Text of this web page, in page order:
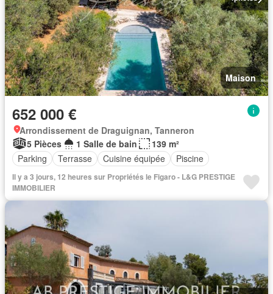
Maison
652 000 €
Arrondissement de Draguignan, Tanneron
5 Pièces
1 Salle de bain
139 m²
Parking
Terrasse Cuisine équipée Piscine
Il y a 3 jours, 12 heures sur Propriétés le Figaro - L&G PRESTIGE
IMMOBILIER